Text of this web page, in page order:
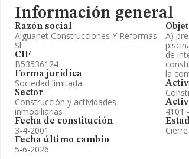
Información general
Razón social
Aiguanet Construcciones Y Reformas
Sl
CIF
B53536124
Forma jurídica
Sociedad limitada
Sector
Construcción y actividades
inmobiliarias
Fecha de constitución
3-4-2001
Fecha último cambio
5-6-2026
A)
de
la
4101